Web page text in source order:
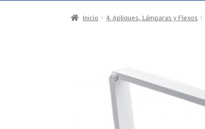
Inicio 4. Apliques, Lámparas y Flexos